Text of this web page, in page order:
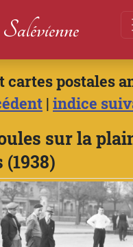
cartes postales
| indice
sur la